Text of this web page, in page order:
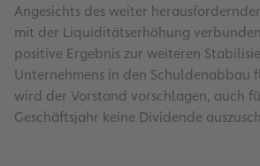
Angesichts des weiter
mit der Liquiditätserhöhung
positive Ergebnis zur weiteren
Unternehmens in den Schuldenabbau
wird der Vorstand vorschlagen, auch
Geschäftsjahr keine Dividende